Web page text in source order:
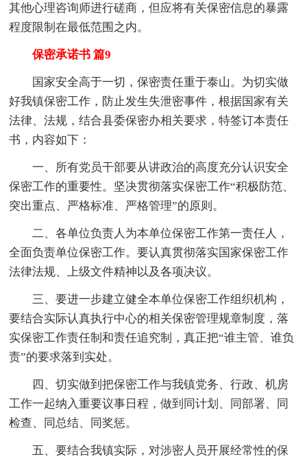
其他心理咨询师进行磋商，但应将有关保密信息的暴露
程度限制在最低范围之内。
保密承诺书 篇9
国家安全高于一切，保密责任重于泰山。为切实做
好我镇保密工作，防止发生失泄密事件，根据国家有关
法律、法规，结合县委保密办相关要求，特签订本责任
书，内容如下：
一、所有党员干部要从讲政治的高度充分认识安全
保密工作的重要性。坚决贯彻落实保密工作“积极防范、
突出重点、严格标准、严格管理”的原则。
二、各单位负责人为本单位保密工作第一责任人，
全面负责单位保密工作。要认真贯彻落实国家保密工作
法律法规、上级文件精神以及各项决议。
三、要进一步建立健全本单位保密工作组织机构，
要结合实际认真执行中心的相关保密管理规章制度，落
实保密工作责任制和责任追究制，真正把“谁主管、谁负
责”的要求落到实处。
四、切实做到把保密工作与我镇党务、行政、机房
工作一起纳入重要议事日程，做到同计划、同部署、同
检查、同总结、同奖惩。
五、要结合我镇实际，对涉密人员开展经常性的保